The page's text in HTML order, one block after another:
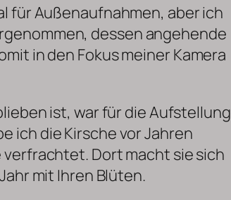
für Außenaufnahmen, aber ich
dessen angehende
in den Fokus meiner Kamera
ist, war für die Aufstellung
ich die Kirsche vor Jahren
Dort macht sie sich
mit Ihren Blüten.